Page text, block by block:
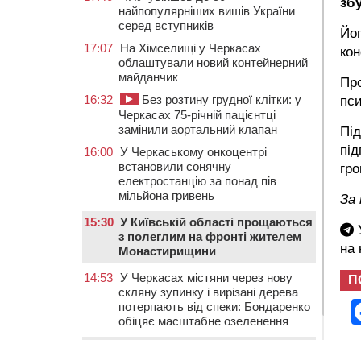
За
на
найпопулярніших вишів України
серед вступників
17:07 На Хімселищі у Черкасах
облаштували новий контейнерний
майданчик
16:32
Без розтину грудної клітки: у
Черкасах 75-річній пацієнтці
замінили аортальний клапан
16:00 У Черкаському онкоцентрі
встановили сонячну
електростанцію за понад пів
мільйона гривень
15:30 У Київській області прощаються
з полеглим на фронті жителем
Монастирищини
14:53 У Черкасах містяни через нову
скляну зупинку і вирізані дерева
потерпають від спеки: Бондаренко
обіцяє масштабне озеленення